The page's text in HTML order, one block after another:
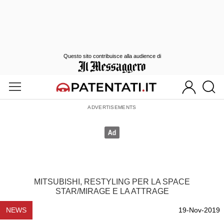
MITSUBISHI, RESTYLING PER LA SPACE
STAR/MIRAGE E LA ATTRAGE
NEWS 19-Nov-2019
Questo sito contribuisce alla audience di